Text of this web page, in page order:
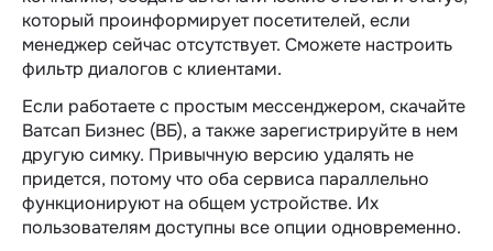
который проинформирует посетителей, если
менеджер сейчас отсутствует. Сможете настроить
фильтр диалогов с клиентами.
Если работаете с простым мессенджером, скачайте
Ватсап Бизнес (ВБ), а также зарегистрируйте в нем
другую симку. Привычную версию удалять не
придется, потому что оба сервиса параллельно
функционируют на общем устройстве. Их
пользователям доступны все опции одновременно.